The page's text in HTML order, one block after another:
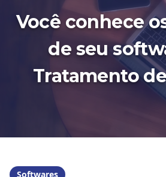
Você conhece
de seu
Tratamento
Softwares